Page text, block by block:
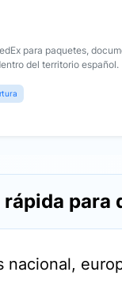
para paquetes,
del territorio español.
para
nacional,